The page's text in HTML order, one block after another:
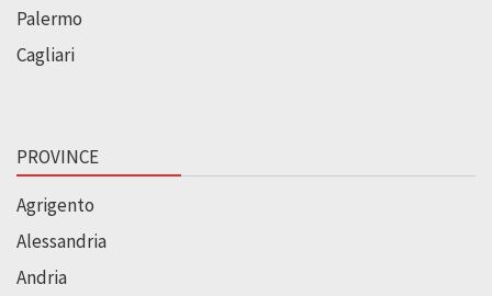
Palermo
Cagliari
PROVINCE
Agrigento
Alessandria
Andria